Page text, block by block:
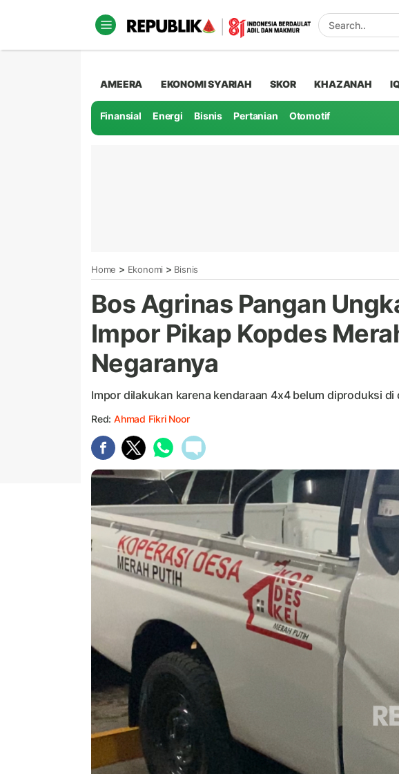
AMEERA EKONOMI SYARIAH SKOR KHAZANAH
Finansial Energi Bisnis Pertanian Otomotif
Home > Ekonomi > Bisnis
Bos Agrinas Pangan
Impor Pikap Kopdes
Negaranya
Impor dilakukan karena kendaraan 4x4 belum diproduksi di
Red: Ahmad Fikri Noor